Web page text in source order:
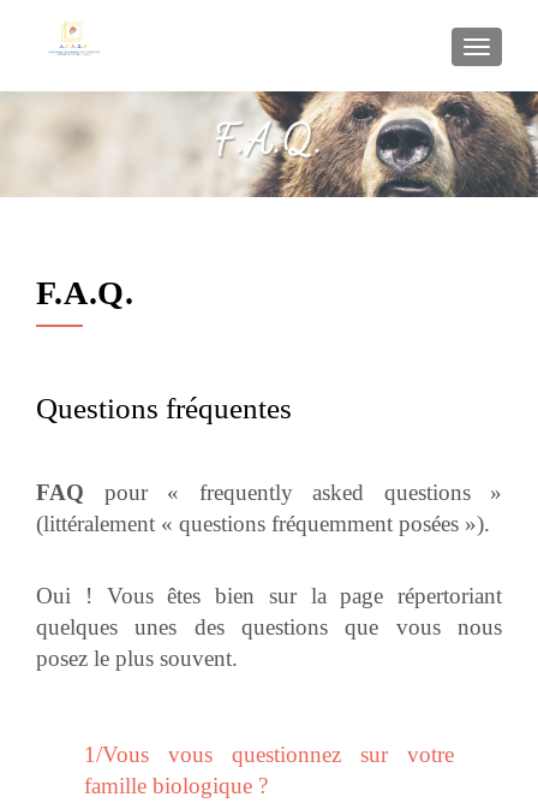
F.A.Q.
Questions fréquentes
FAQ pour « frequently asked questions »
(littéralement « questions fréquemment posées »).
Oui ! Vous êtes bien sur la page répertoriant
quelques unes des questions que vous nous
posez le plus souvent.
1/Vous vous questionnez sur votre
famille biologique ?